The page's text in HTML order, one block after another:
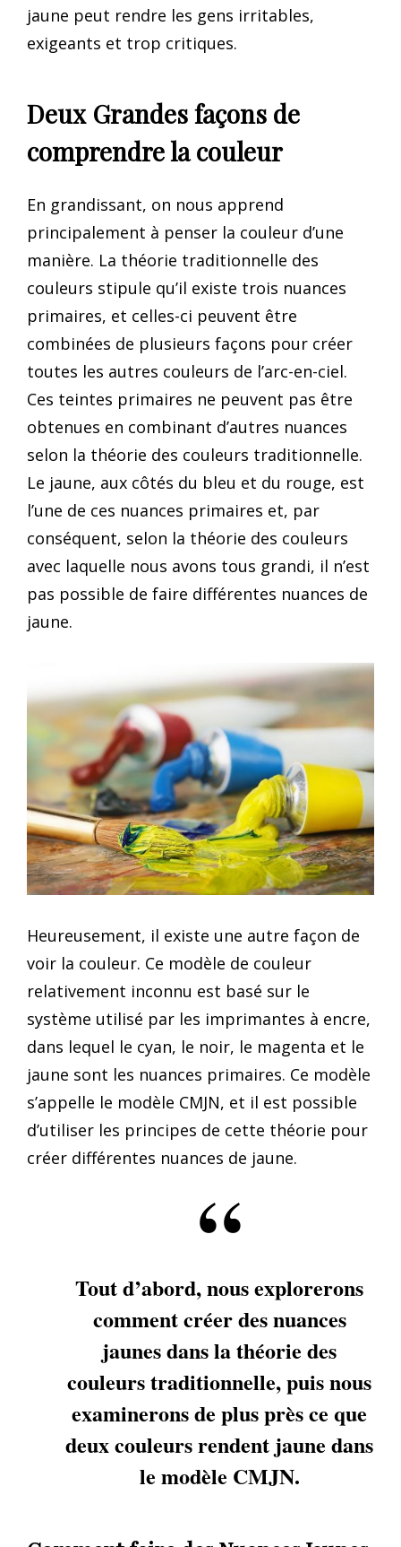
jaune peut rendre les gens irritables,
exigeants et trop critiques.
Deux Grandes façons de
comprendre la couleur
En grandissant, on nous apprend
principalement à penser la couleur d’une
manière. La théorie traditionnelle des
couleurs stipule qu’il existe trois nuances
primaires, et celles-ci peuvent être
combinées de plusieurs façons pour créer
toutes les autres couleurs de l’arc-en-ciel.
Ces teintes primaires ne peuvent pas être
obtenues en combinant d’autres nuances
selon la théorie des couleurs traditionnelle.
Le jaune, aux côtés du bleu et du rouge, est
l’une de ces nuances primaires et, par
conséquent, selon la théorie des couleurs
avec laquelle nous avons tous grandi, il n’est
pas possible de faire différentes nuances de
jaune.
Heureusement, il existe une autre façon de
voir la couleur. Ce modèle de couleur
relativement inconnu est basé sur le
système utilisé par les imprimantes à encre,
dans lequel le cyan, le noir, le magenta et le
jaune sont les nuances primaires. Ce modèle
s’appelle le modèle CMJN, et il est possible
d’utiliser les principes de cette théorie pour
créer différentes nuances de jaune.
Tout d’abord, nous explorerons
comment créer des nuances
jaunes dans la théorie des
couleurs traditionnelle, puis nous
examinerons de plus près ce que
deux couleurs rendent jaune dans
le modèle CMJN.